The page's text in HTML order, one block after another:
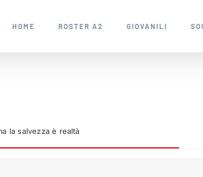
HOME ROSTER A2 GIOVANILI
la salvezza è realtà